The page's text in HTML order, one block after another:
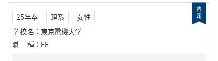
25年卒 理系
女性
学校名 ： 東京電機大学
職種 ： FE